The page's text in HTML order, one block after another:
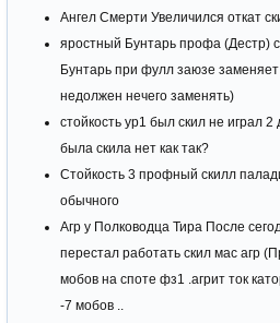
Ангел Смерти Увеличился откат
яростный Бунтарь профа (Дестр)
Бунтарь при фулл заюзе
недолжен нечего заменять)
стойкость ур1 был скил не играл
была скила нет как так?
Стойкость 3 профный скилл
обычного
Агр у Полководца Тира После
перестал работать скил мас агр
мобов на споте фз1 .агрит ток
-7 мобов ..